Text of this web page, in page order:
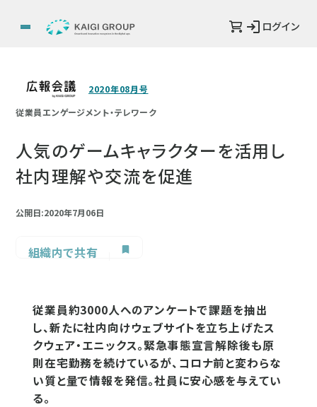
ログイン
2020年08月号
従業員エンゲージメント・テレワーク
人気のゲームキャラクターを活用し
社内理解や交流を促進
公開日:2020年7月06日
組織内で共有
従業員約3000人へのアンケートで課題を抽出
し、新たに社内向けウェブサイトを立ち上げたス
クウェア・エニックス。緊急事態宣言解除後も原
則在宅勤務を続けているが、コロナ前と変わらな
い質と量で情報を発信。社員に安心感を与えてい
る。